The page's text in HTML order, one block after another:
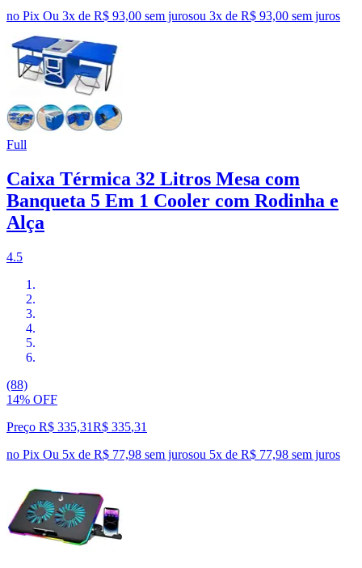
no Pix Ou 3x de R$ 93,00 sem jurosou 3x de R$ 93,00 sem juros
Full
Caixa Térmica 32 Litros Mesa com
Banqueta 5 Em 1 Cooler com Rodinha e
Alça
4.5
(88)
14% OFF
Preço R$ 335,31R$ 335,31
no Pix Ou 5x de R$ 77,98 sem jurosou 5x de R$ 77,98 sem juros